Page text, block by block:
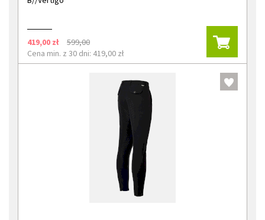
419,00 zł
599,00
Cena min. z 30 dni: 419,00 zł